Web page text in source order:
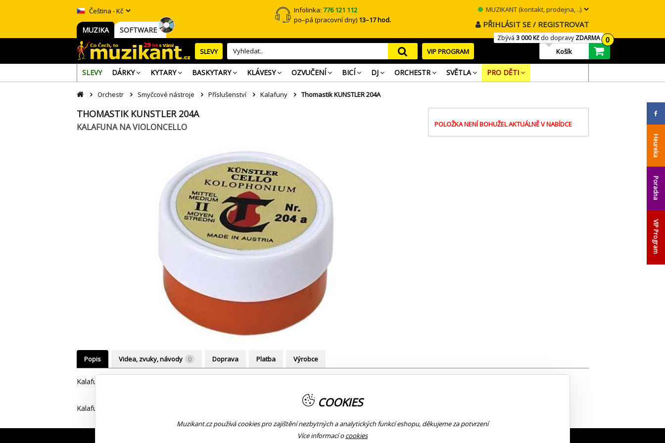
Infolinka:776 121 112
po–pá (pracovní dny) 13–17 hod.
Čeština - Kč MUZIKANT (kontakt, prodejna, ..)
MUZIKA SOFTWARE
PŘIHLÁSIT SE / REGISTROVAT
SLEVY VIP PROGRAM
Zbývá 3 000 Kčdo dopravy ZDARMA 0
Košík
SLEVY DÁRKY KYTARY BASKYTARY KLÁVESY OZVUČENÍ BICÍ DJ ORCHESTR SVĚTLA PRO DĚTI
Heureka
Poradna
VIP Program
Orchestr Smyčcové nástroje Příslušenství Kalafuny Thomastik KUNSTLER 204A
THOMASTIK KUNSTLER 204A
KALAFUNA NA VIOLONCELLO POLOŽKA NENÍ BOHUŽEL AKTUÁLNĚ V NABÍDCE
Popis Videa, zvuky, návody 0 Doprava Platba Výrobce
Kalafuna na violoncello
Kalafuna z přírodních pryskyřic a látek omezujících těkání silic. Tmavé kalafuny jsou vhodné pro užití na violoncellové a kontrabasové smyčce.
COOKIES
Muzikant.cz používá cookies pro zajištění nezbytných a analytických funkcí eshopu, děkujeme za potvrzení
Více informací ocookies